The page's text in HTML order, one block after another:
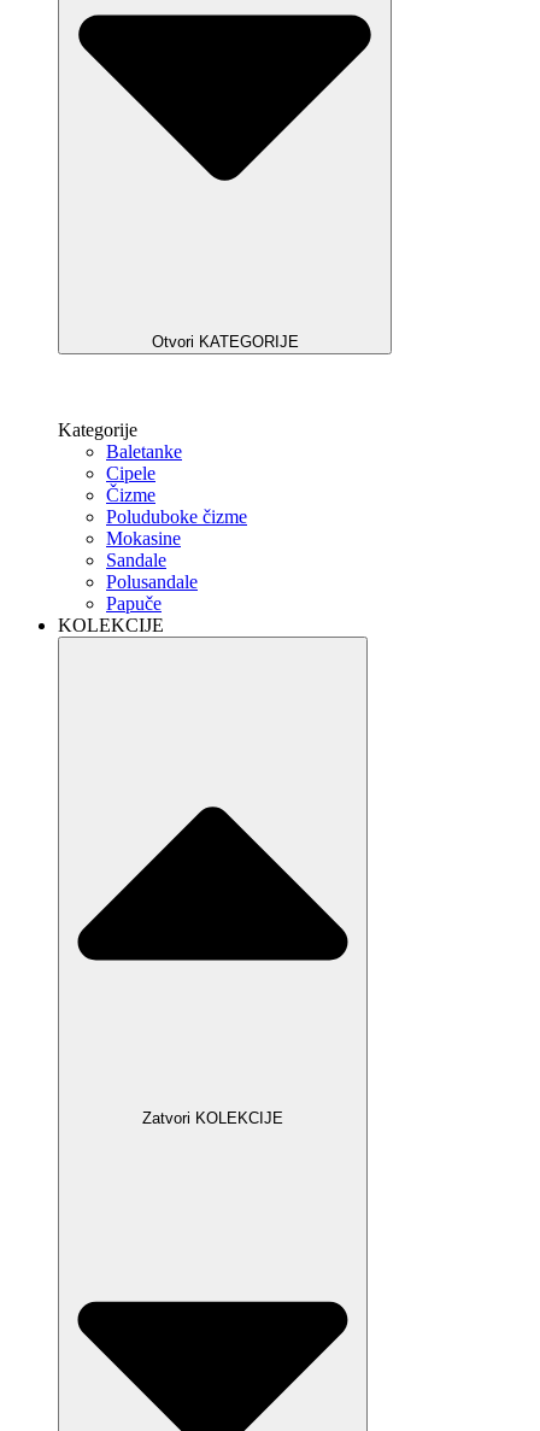
Otvori KATEGORIJE
Kategorije
Baletanke
Cipele
Čizme
Poluduboke čizme
Mokasine
Sandale
Polusandale
Papuče
KOLEKCIJE
Zatvori KOLEKCIJE